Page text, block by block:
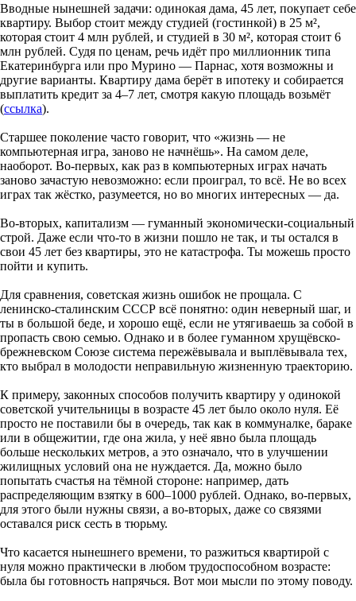
Вводные нынешней задачи: одинокая дама, 45 лет, покупает себе
квартиру. Выбор стоит между студией (гостинкой) в 25 м²,
которая стоит 4 млн рублей, и студией в 30 м², которая стоит 6
млн рублей. Судя по ценам, речь идёт про миллионник типа
Екатеринбурга или про Мурино — Парнас, хотя возможны и
другие варианты. Квартиру дама берёт в ипотеку и собирается
выплатить кредит за 4–7 лет, смотря какую площадь возьмёт
(ссылка).
Старшее поколение часто говорит, что «жизнь — не
компьютерная игра, заново не начнёшь». На самом деле,
наоборот. Во-первых, как раз в компьютерных играх начать
заново зачастую невозможно: если проиграл, то всё. Не во всех
играх так жёстко, разумеется, но во многих интересных — да.
Во-вторых, капитализм — гуманный экономически-социальный
строй. Даже если что-то в жизни пошло не так, и ты остался в
свои 45 лет без квартиры, это не катастрофа. Ты можешь просто
пойти и купить.
Для сравнения, советская жизнь ошибок не прощала. С
ленинско-сталинским СССР всё понятно: один неверный шаг, и
ты в большой беде, и хорошо ещё, если не утягиваешь за собой в
пропасть свою семью. Однако и в более гуманном хрущёвско-
брежневском Союзе система пережёвывала и выплёвывала тех,
кто выбрал в молодости неправильную жизненную траекторию.
К примеру, законных способов получить квартиру у одинокой
советской учительницы в возрасте 45 лет было около нуля. Её
просто не поставили бы в очередь, так как в коммуналке, бараке
или в общежитии, где она жила, у неё явно была площадь
больше нескольких метров, а это означало, что в улучшении
жилищных условий она не нуждается. Да, можно было
попытать счастья на тёмной стороне: например, дать
распределяющим взятку в 600–1000 рублей. Однако, во-первых,
для этого были нужны связи, а во-вторых, даже со связями
оставался риск сесть в тюрьму.
Что касается нынешнего времени, то разжиться квартирой с
нуля можно практически в любом трудоспособном возрасте:
была бы готовность напрячься. Вот мои мысли по этому поводу.